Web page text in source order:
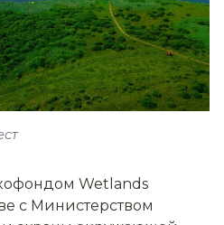
Wetlands
с Министерством